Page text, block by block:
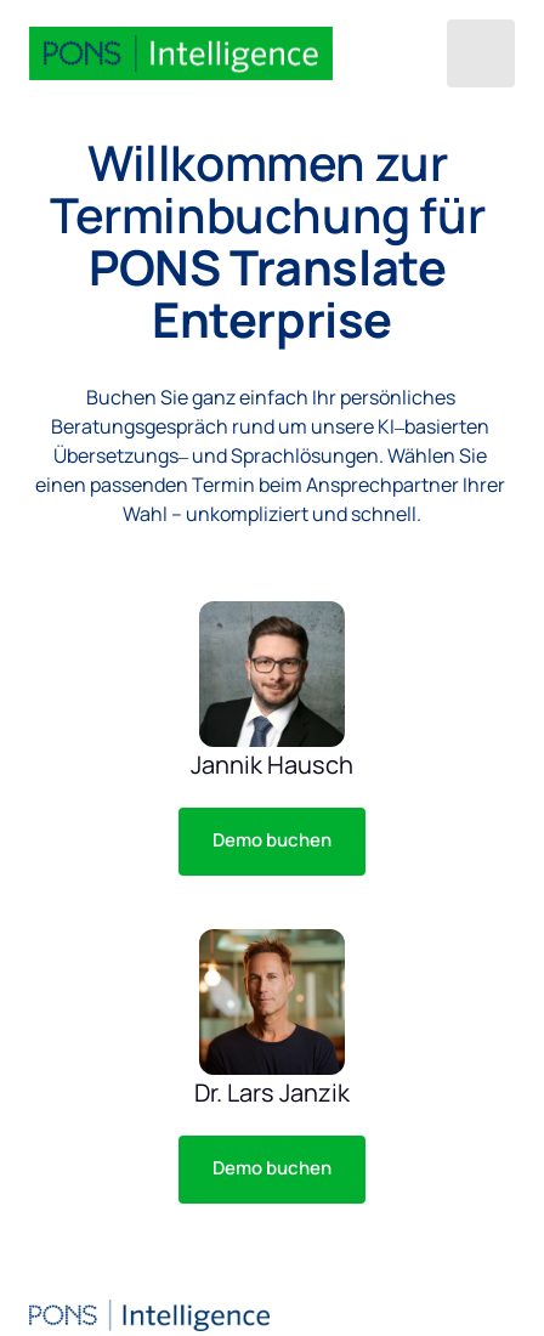
Willkommen zur
Terminbuchung für
PONS
Enterprise
Buchen Sie ganz einfach Ihr
persönliches
Beratungsgespräch rund um unsere KI‒
Übersetzungs‒und Sprachlösungen. Wählen
einen passenden Termin beim Ansprechpartner
Wahl – unkompliziert und schnell.
Jannik Hausch
Demo buchen
Dr. Lars Janzik
Demo buchen